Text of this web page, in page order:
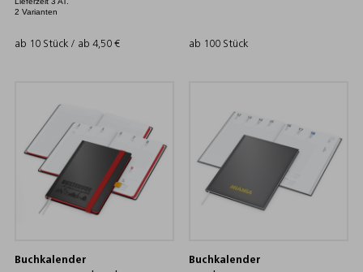
2 Varianten
ab 10 Stück / ab 4,50 € ab 100 Stück
Buchkalender Buchkalender